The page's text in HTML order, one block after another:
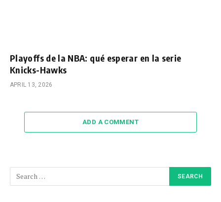
Playoffs de la NBA: qué esperar en la serie
Knicks-Hawks
APRIL 13, 2026
ADD A COMMENT